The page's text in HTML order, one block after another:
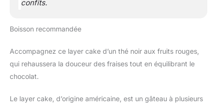
confits.
Boisson recommandée
Accompagnez ce layer cake d’un thé noir aux fruits rouges,
qui rehaussera la douceur des fraises tout en équilibrant le
chocolat.
Le layer cake, d’origine américaine, est un gâteau à plusieurs